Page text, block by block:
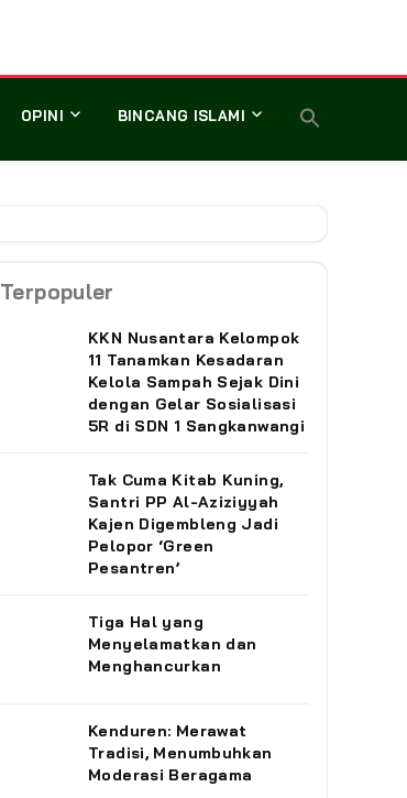
OPINI BINCANG ISLAMI
Terpopuler
KKN Nusantara Kelompok
11 Tanamkan Kesadaran
Kelola Sampah Sejak Dini
dengan Gelar Sosialisasi
5R di SDN 1 Sangkanwangi
‎Tak Cuma Kitab Kuning,
Santri PP Al-Aziziyyah
Kajen Digembleng Jadi
Pelopor ‘Green
Pesantren’ ‎
Tiga Hal yang
Menyelamatkan dan
Menghancurkan
Kenduren: Merawat
Tradisi, Menumbuhkan
Moderasi Beragama